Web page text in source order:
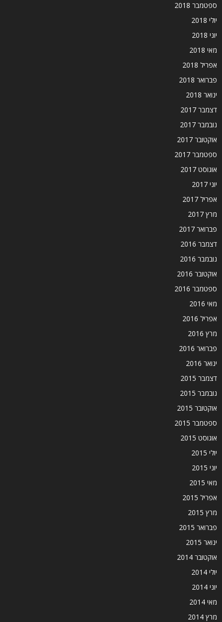
ספטמבר 2018
יולי 2018
יוני 2018
מאי 2018
אפריל 2018
פברואר 2018
ינואר 2018
דצמבר 2017
נובמבר 2017
אוקטובר 2017
ספטמבר 2017
אוגוסט 2017
יוני 2017
אפריל 2017
מרץ 2017
פברואר 2017
דצמבר 2016
נובמבר 2016
אוקטובר 2016
ספטמבר 2016
מאי 2016
אפריל 2016
מרץ 2016
פברואר 2016
ינואר 2016
דצמבר 2015
נובמבר 2015
אוקטובר 2015
ספטמבר 2015
אוגוסט 2015
יולי 2015
יוני 2015
מאי 2015
אפריל 2015
מרץ 2015
פברואר 2015
ינואר 2015
אוקטובר 2014
יולי 2014
יוני 2014
מאי 2014
מרץ 2014